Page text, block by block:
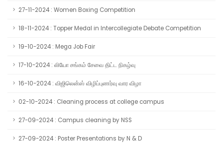
27-11-2024 : Women Boxing Competition
18-11-2024 : Topper Medal in Intercollegiate Debate Competition
19-10-2024 : Mega Job Fair
17-10-2024 : லியோ சங்கம் சேவை திட்ட நிகழ்வு
16-10-2024 : விஜிலென்ஸ் விழிப்புணர்வு வார விழா
02-10-2024 : Cleaning process at college campus
27-09-2024 : Campus cleaning by NSS
27-09-2024 : Poster Presentations by N & D